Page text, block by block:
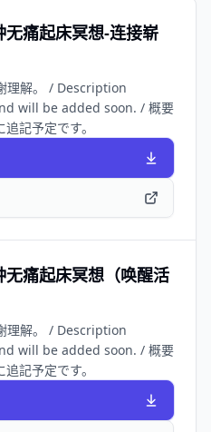
痛起床冥想-连接崭
理解。 / Description
will be added soon. / 概要
記予定です。
痛起床冥想（唤醒活
理解。 / Description
will be added soon. / 概要
記予定です。